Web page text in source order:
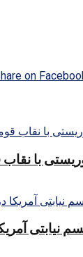
on
با
نیابتی